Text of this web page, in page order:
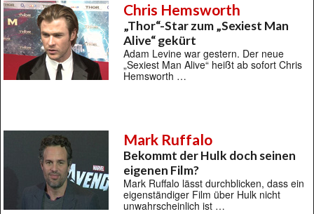
Chris Hemsworth
„Thor“-Star zum „Sexiest Man
Alive“ gekürt
Adam Levine war gestern. Der neue
„Sexiest Man Alive“ heißt ab sofort Chris
Hemsworth …
Mark Ruffalo
Bekommt der Hulk doch seinen
eigenen Film?
Mark Ruffalo lässt durchblicken, dass ein
eigenständiger Film über Hulk nicht
unwahrscheinlich ist …